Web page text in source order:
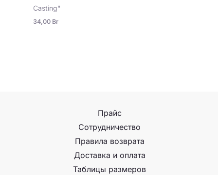
Casting"
34,00 Br
Прайс
Сотрудничество
Правила возврата
Доставка и оплата
Таблицы размеров